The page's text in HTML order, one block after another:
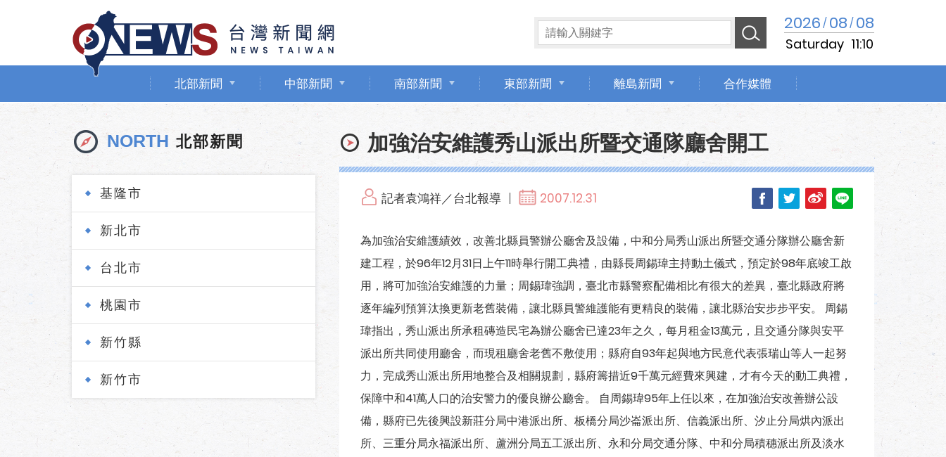
2026/08/08
Saturday 11:10
北部新聞 中部新聞 南部新聞 東部新聞 離島新聞 合作媒體
NORTH 北部新聞
基隆市
新北市
台北市
桃園市
新竹縣
新竹市
加強治安維護秀山派出所暨交通隊廳舍開工
記者袁鴻祥／台北報導 2007.12.31
為加強治安維護績效，改善北縣員警辦公廳舍及設備，中和分局秀山派出所暨交通分隊辦公廳舍新
建工程，於96年12月31日上午11時舉行開工典禮，由縣長周錫瑋主持動土儀式，預定於98年底竣工啟
用，將可加強治安維護的力量；周錫瑋強調，臺北市縣警察配備相比有很大的差異，臺北縣政府將
逐年編列預算汰換更新老舊裝備，讓北縣員警維護能有更精良的裝備，讓北縣治安步步平安。 周錫
瑋指出，秀山派出所承租磚造民宅為辦公廳舍已達23年之久，每月租金13萬元，且交通分隊與安平
派出所共同使用廳舍，而現租廳舍老舊不敷使用；縣府自93年起與地方民意代表張瑞山等人一起努
力，完成秀山派出所用地整合及相關規劃，縣府籌措近9千萬元經費來興建，才有今天的動工典禮，
保障中和41萬人口的治安警力的優良辦公廳舍。 自周錫瑋95年上任以來，在加強治安改善辦公設
備，縣府已先後興設新莊分局中港派出所、板橋分局沙崙派出所、信義派出所、汐止分局烘內派出
所、三重分局永福派出所、蘆洲分局五工派出所、永和分局交通分隊、中和分局積穗派出所及淡水